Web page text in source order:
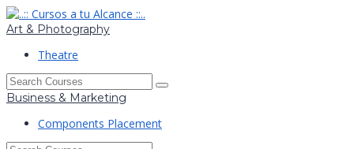
Art & Photography
Theatre
Business & Marketing
Components Placement